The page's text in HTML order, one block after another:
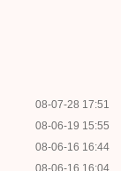
08-07-28 17:51
08-06-19 15:55
08-06-16 16:44
08-06-16 16:04